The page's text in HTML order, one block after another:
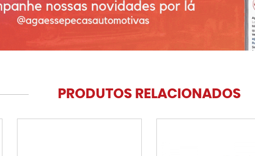
PRODUTOS RELACIONADOS